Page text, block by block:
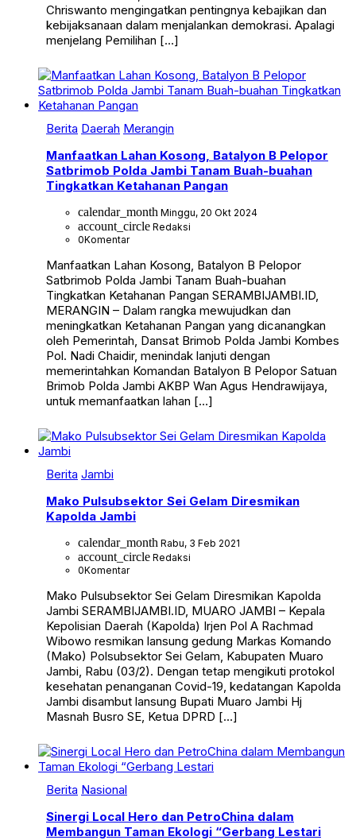
Chriswanto mengingatkan pentingnya kebajikan dan
kebijaksanaan dalam menjalankan demokrasi. Apalagi
menjelang Pemilihan […]
Berita Daerah Merangin
Manfaatkan Lahan Kosong, Batalyon B Pelopor
Satbrimob Polda Jambi Tanam Buah-buahan
Tingkatkan Ketahanan Pangan
calendar_month Minggu, 20 Okt 2024
account_circle Redaksi
0Komentar
Manfaatkan Lahan Kosong, Batalyon B Pelopor
Satbrimob Polda Jambi Tanam Buah-buahan
Tingkatkan Ketahanan Pangan SERAMBIJAMBI.ID,
MERANGIN – Dalam rangka mewujudkan dan
meningkatkan Ketahanan Pangan yang dicanangkan
oleh Pemerintah, Dansat Brimob Polda Jambi Kombes
Pol. Nadi Chaidir, menindak lanjuti dengan
memerintahkan Komandan Batalyon B Pelopor Satuan
Brimob Polda Jambi AKBP Wan Agus Hendrawijaya,
untuk memanfaatkan lahan […]
Berita Jambi
Mako Pulsubsektor Sei Gelam Diresmikan
Kapolda Jambi
calendar_month Rabu, 3 Feb 2021
account_circle Redaksi
0Komentar
Mako Pulsubsektor Sei Gelam Diresmikan Kapolda
Jambi SERAMBIJAMBI.ID, MUARO JAMBI – Kepala
Kepolisian Daerah (Kapolda) Irjen Pol A Rachmad
Wibowo resmikan lansung gedung Markas Komando
(Mako) Polsubsektor Sei Gelam, Kabupaten Muaro
Jambi, Rabu (03/2). Dengan tetap mengikuti protokol
kesehatan penanganan Covid-19, kedatangan Kapolda
Jambi disambut lansung Bupati Muaro Jambi Hj
Masnah Busro SE, Ketua DPRD […]
Berita Nasional
Sinergi Local Hero dan PetroChina dalam
Membangun Taman Ekologi “Gerbang Lestari